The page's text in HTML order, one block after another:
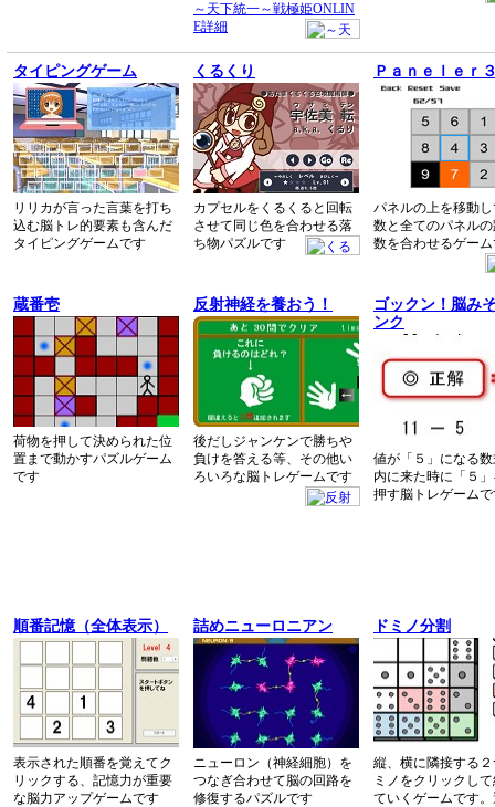
～天下統一～戦極姫ONLIN
E詳細
タイピングゲーム
リリカが言った言葉を打ち
込む脳トレ的要素も含んだ
タイピングゲームです
くるくり
カプセルをくるくると回転
させて同じ色を合わせる落
ち物パズルです
Ｐａｎｅｌｅｒ
パネルの上を移動
数と全てのパネル
数を合わせるゲー
蔵番壱
荷物を押して決められた位
置まで動かすパズルゲーム
です
反射神経を養おう！
後だしジャンケンで勝ちや
負けを答える等、その他い
ろいろな脳トレゲームです
ゴックン！脳み
ンク
値が「５」になる
内に来た時に「５
押す脳トレゲーム
順番記憶（全体表示）
表示された順番を覚えてク
リックする、記憶力が重要
な脳力アップゲームです
詰めニューロニアン
ニューロン（神経細胞）を
つなぎ合わせて脳の回路を
修復するパズルです
ドミノ分割
縦、横に隣接する
ミノをクリックし
ていくゲームです